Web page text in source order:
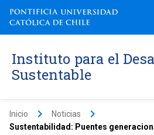
Instituto para el
Sustentable
Inicio keyboard_arrow_right Noticias keyboard_arrow_right
Sustentabilidad: Puentes